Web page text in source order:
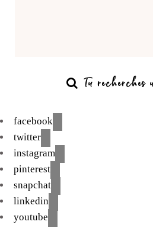
facebook
twitter
instagram
pinterest
snapchat
linkedin
youtube